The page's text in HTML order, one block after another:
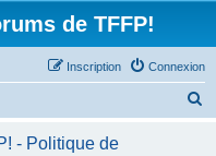
de TFFP!
Connexion
Inscription
- Politique de